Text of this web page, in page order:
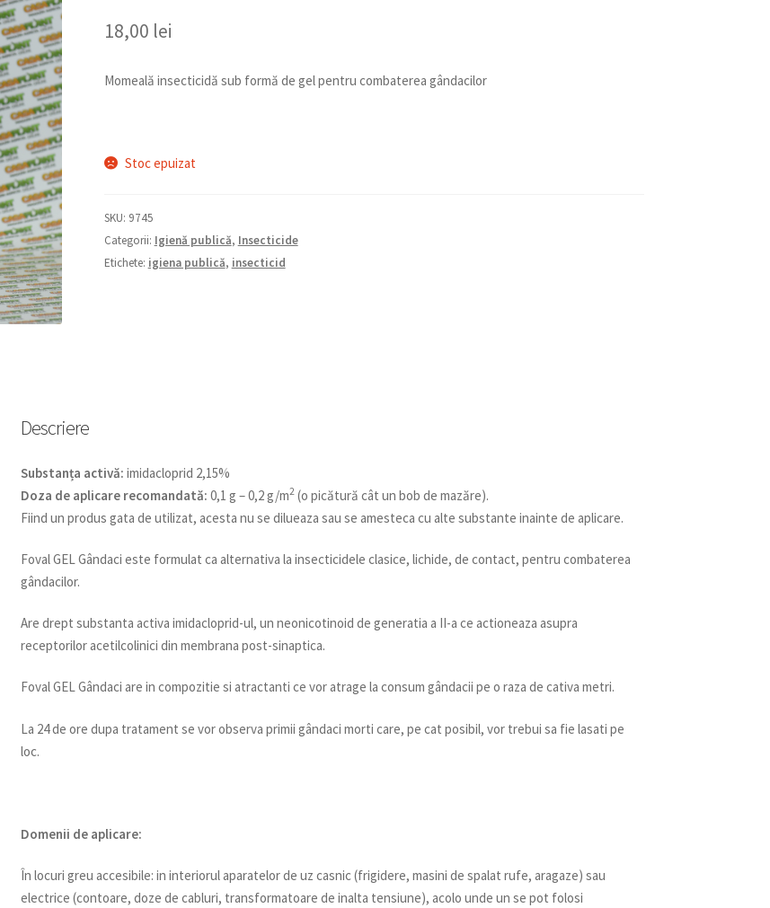
18,00 lei
Momeală insecticidă sub formă de gel pentru combaterea gândacilor
Stoc epuizat
SKU: 9745
Categorii: Igienă publică, Insecticide
Etichete: igiena publică, insecticid
Descriere
Substanța activă:imidacloprid 2,15%
Doza de aplicare recomandată:0,1 g – 0,2 g/m2 (o picătură cât un bob de mazăre).
Fiind un produs gata de utilizat, acesta nu se dilueaza sau se amesteca cu alte substante inainte de aplicare.
Foval GEL Gândaci este formulat ca alternativa la insecticidele clasice, lichide, de contact, pentru combaterea
gândacilor.
Are drept substanta activa imidacloprid-ul, un neonicotinoid de generatia a II-a ce actioneaza asupra
receptorilor acetilcolinici din membrana post-sinaptica.
Foval GEL Gândaci are in compozitie si atractanti ce vor atrage la consum gândacii pe o raza de cativa metri.
La 24 de ore dupa tratament se vor observa primii gândaci morti care, pe cat posibil, vor trebui sa fie lasati pe
loc.
Domenii de aplicare:
În locuri greu accesibile: in interiorul aparatelor de uz casnic (frigidere, masini de spalat rufe, aragaze) sau
electrice (contoare, doze de cabluri, transformatoare de inalta tensiune), acolo unde un se pot folosi